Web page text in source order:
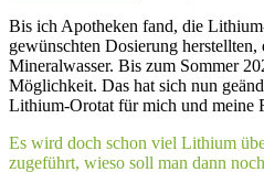
Bis ich Apotheken fand, die
gewünschten Dosierung
Mineralwasser. Bis zum Sommer
Möglichkeit. Das hat sich nun
Lithium-Orotat für mich und meine
Es wird doch schon viel Lithium
zugeführt, wieso soll man dann